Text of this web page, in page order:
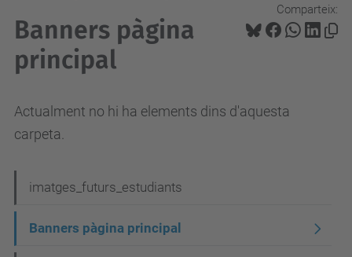
Comparteix:
Banners pàgina
principal
Actualment no hi ha elements dins d'aquesta
carpeta.
a
v
imatges_futurs_estudiants
Banners pàgina principal